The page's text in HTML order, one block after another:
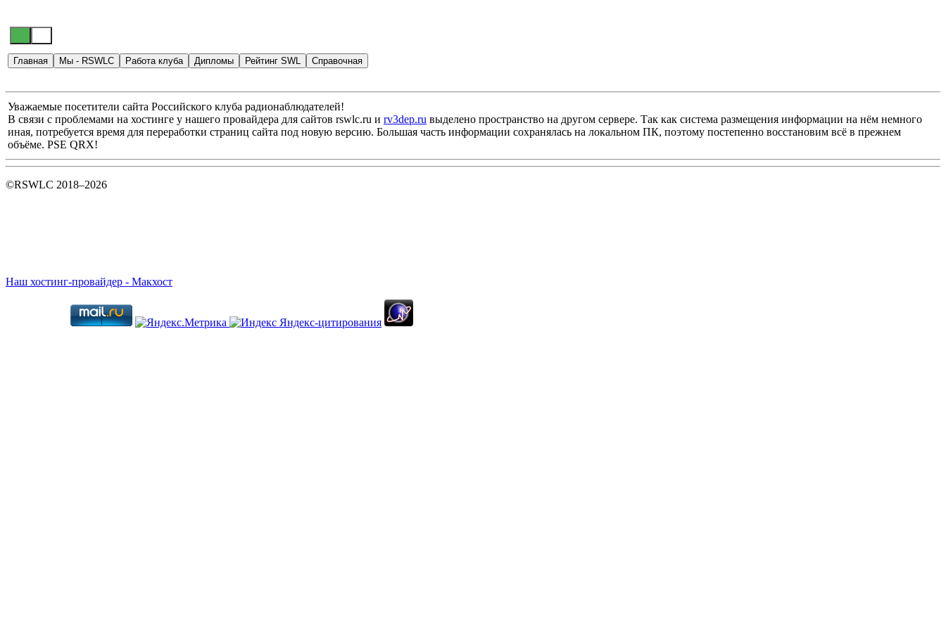
Главная Мы - RSWLC Работа клуба Дипломы Рейтинг SWL Справочная
Уважаемые посетители сайта Российского клуба радионаблюдателей!
В связи с проблемами на хостинге у нашего провайдера для сайтов rswlc.ru и rv3dep.ru выделено пространство на другом сервере. Так как система размещения информации на нём немного
иная, потребуется время для переработки страниц сайта под новую версию. Большая часть информации сохранялась на локальном ПК, поэтому постепенно восстановим всё в прежнем
объёме. PSE QRX!
©RSWLC 2018–2026
Наш хостинг-провайдер - Макхост